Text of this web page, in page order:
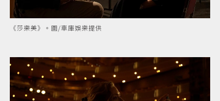
《莎樂美》。圖/車庫娛樂提供